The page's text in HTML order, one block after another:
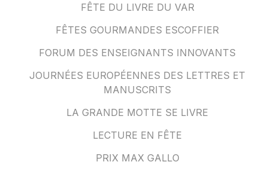
FÊTE DU LIVRE DU VAR
FÊTES GOURMANDES ESCOFFIER
FORUM DES ENSEIGNANTS INNOVANTS
JOURNÉES EUROPÉENNES DES LETTRES ET
MANUSCRITS
LA GRANDE MOTTE SE LIVRE
LECTURE EN FÊTE
PRIX MAX GALLO